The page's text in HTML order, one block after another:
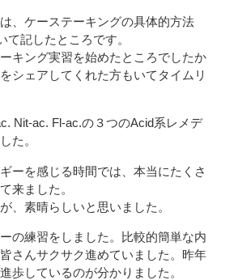
、ケーステーキングの具体的方法
て記したところです。
キング実習を始めたところでしたか
シェアしてくれた方もいてタイムリ
Nit-ac. Fl-ac.の３つのAcid系レメデ
た。
ーを感じる時間では、本当にたくさ
来ました。
、素晴らしいと思いました。
の練習をしました。比較的簡単な内
さんサクサク進めていました。昨年
歩しているのが分かりました。